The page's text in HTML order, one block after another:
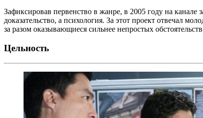
Зафиксировав первенство в жанре, в 2005 году на канале
доказательство, а психология. За этот проект отвечал
за разом оказывающиеся сильнее непростых
Цельность